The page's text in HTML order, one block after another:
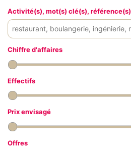
Activité(s), mot(s) clé(s), référence(s)
Chiffre d'affaires
Effectifs
Prix envisagé
Offres